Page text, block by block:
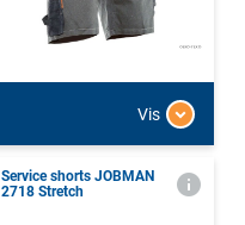
Vis
Service shorts JOBMAN
2718 Stretch